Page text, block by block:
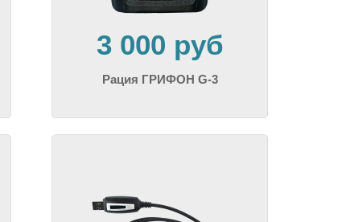
3 000 руб
Рация ГРИФОН G-3